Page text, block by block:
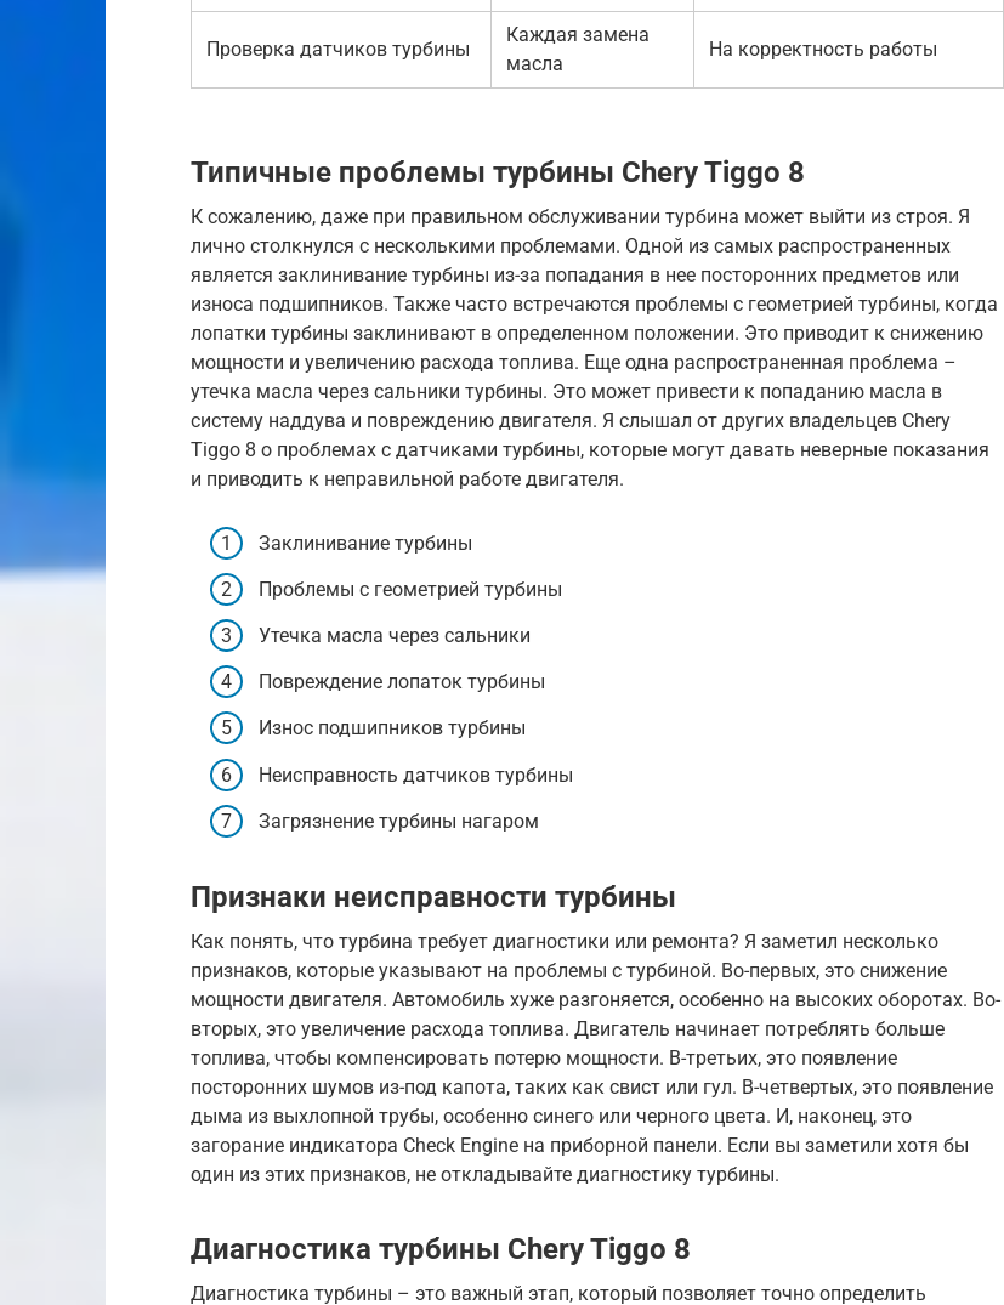
Проверка датчиков турбины
Каждая замена
масла
На корректность работы
Типичные проблемы турбины Chery Tiggo 8
К сожалению, даже при правильном обслуживании турбина может выйти из строя. Я
лично столкнулся с несколькими проблемами. Одной из самых распространенных
является заклинивание турбины из-за попадания в нее посторонних предметов или
износа подшипников. Также часто встречаются проблемы с геометрией турбины, когда
лопатки турбины заклинивают в определенном положении. Это приводит к снижению
мощности и увеличению расхода топлива. Еще одна распространенная проблема –
утечка масла через сальники турбины. Это может привести к попаданию масла в
систему наддува и повреждению двигателя. Я слышал от других владельцев Chery
Tiggo 8 о проблемах с датчиками турбины, которые могут давать неверные показания
и приводить к неправильной работе двигателя.
Заклинивание турбины
Проблемы с геометрией турбины
Утечка масла через сальники
Повреждение лопаток турбины
Износ подшипников турбины
Неисправность датчиков турбины
Загрязнение турбины нагаром
Признаки неисправности турбины
Как понять, что турбина требует диагностики или ремонта? Я заметил несколько
признаков, которые указывают на проблемы с турбиной. Во-первых, это снижение
мощности двигателя. Автомобиль хуже разгоняется, особенно на высоких оборотах. Во-
вторых, это увеличение расхода топлива. Двигатель начинает потреблять больше
топлива, чтобы компенсировать потерю мощности. В-третьих, это появление
посторонних шумов из-под капота, таких как свист или гул. В-четвертых, это появление
дыма из выхлопной трубы, особенно синего или черного цвета. И, наконец, это
загорание индикатора Check Engine на приборной панели. Если вы заметили хотя бы
один из этих признаков, не откладывайте диагностику турбины.
Диагностика турбины Chery Tiggo 8
Диагностика турбины – это важный этап, который позволяет точно определить